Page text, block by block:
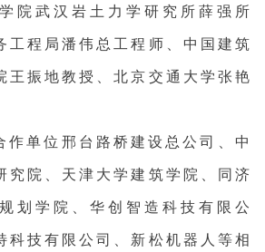
院武汉岩土力学研究所薛强所
工程局潘伟总工程师、中国建筑
王振地教授、北京交通大学张艳
作单位邢台路桥建设总公司、中
究院、天津大学建筑学院、同济
划学院、华创智造科技有限公
科技有限公司、新松机器人等相